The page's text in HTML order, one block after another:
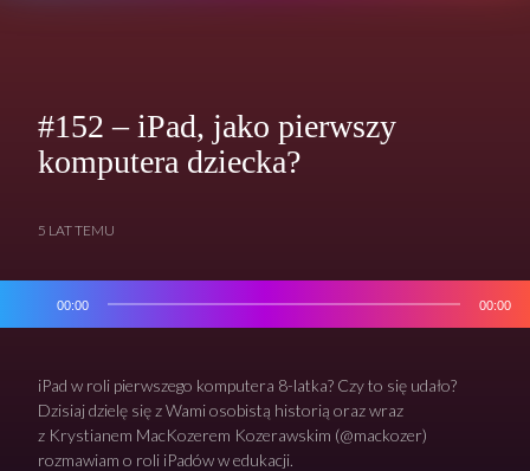
#152 – iPad, jako pierwszy
komputera dziecka?
5 LAT TEMU
00:00 00:00
iPad w roli pierwszego komputera 8-latka? Czy to się udało?
Dzisiaj dzielę się z Wami osobistą historią oraz wraz
z Krystianem MacKozerem Kozerawskim (@mackozer)
rozmawiam o roli iPadów w edukacji.